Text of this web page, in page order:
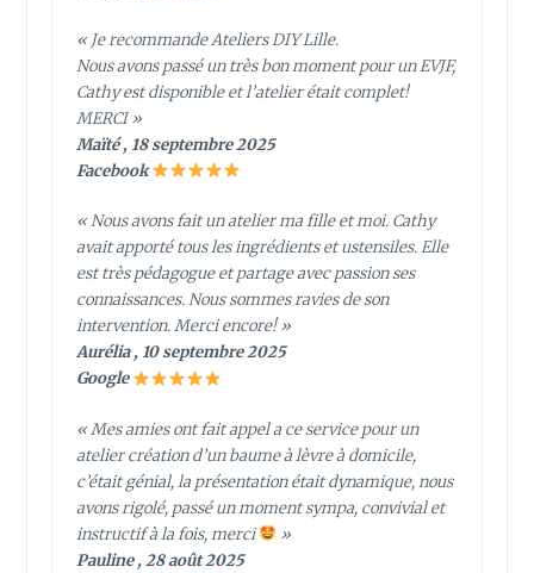
« Je recommande Ateliers DIY Lille.
Nous avons passé un très bon moment pour un EVJF,
Cathy est disponible et l’atelier était complet!
MERCI »
Maïté , 18 septembre 2025
Facebook
« Nous avons fait un atelier ma fille et moi. Cathy
avait apporté tous les ingrédients et ustensiles. Elle
est très pédagogue et partage avec passion ses
connaissances. Nous sommes ravies de son
intervention. Merci encore! »
Aurélia , 10 septembre 2025
Google
« Mes amies ont fait appel a ce service pour un
atelier création d’un baume à lèvre à domicile,
c’était génial, la présentation était dynamique, nous
avons rigolé, passé un moment sympa, convivial et
instructif à la fois, merci
»
Pauline , 28 août 2025